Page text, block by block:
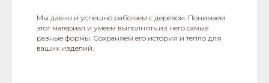
Мы давно и успешно работаем с деревом. Понимаем
этот материал и умеем выполнять из него самые
разные формы. Сохраняем его история и тепло для
ваших изделий.